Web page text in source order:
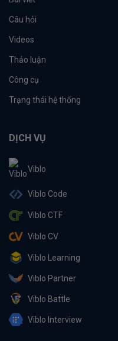
Câu hỏi
Videos
Thảo luận
Công cụ
Trạng thái hệ thống
DỊCH VỤ
Viblo
Viblo Code
Viblo CTF
Viblo CV
Viblo Learning
Viblo Partner
Viblo Battle
Viblo Interview